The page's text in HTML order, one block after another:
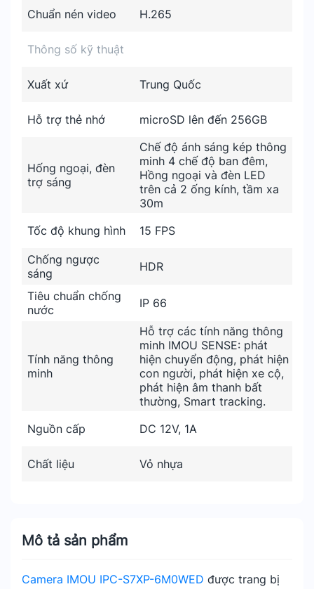
Mô tả sản phẩm
Camera IMOU IPC-S7XP-6M0WED được trang bị
Chuẩn nén video H.265
Thông số kỹ thuật
Xuất xứ Trung Quốc
Hỗ trợ thẻ nhớ microSD lên đến 256GB
Hống ngoại, đèn
trợ sáng
Chế độ ánh sáng kép thông
minh 4 chế độ ban đêm,
Hồng ngoại và đèn LED
trên cả 2 ống kính, tầm xa
30m
Tốc độ khung hình
15 FPS
Chống ngược
sáng
HDR
Tiêu chuẩn chống
nước
IP 66
Tính năng thông
minh
Hỗ trợ các tính năng thông
minh IMOU SENSE: phát
hiện chuyển động, phát hiện
con người, phát hiện xe cộ,
phát hiện âm thanh bất
thường, Smart tracking.
Nguồn cấp
DC 12V, 1A
Chất liệu Vỏ nhựa